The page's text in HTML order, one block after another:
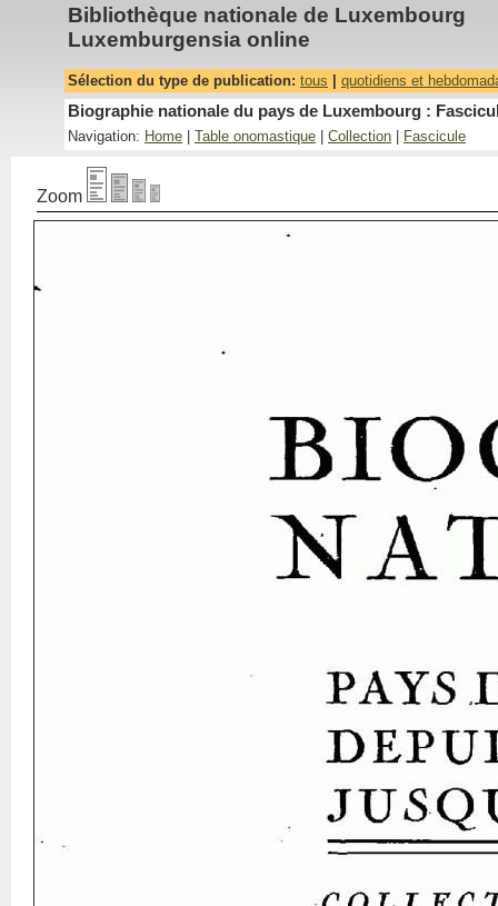
Bibliothèque nationale de Luxembourg
Luxemburgensia online
Sélection du type de publication: tous quotidiens et
Biographie nationale du pays de Luxembourg :
Navigation: Home Table onomastique Collection Fascicule
Zoom